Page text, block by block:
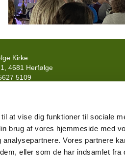
at vise dig funktioner til sociale
brug af vores hjemmeside med
Vores partnere
eller som de har indsamlet fra
Kirke
4681 Herfølge
5109
Log på ChurchDesk